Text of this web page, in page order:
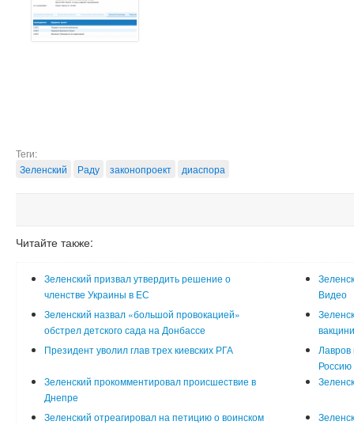
Теги:
Зеленский
Раду законопроект диаспора
Читайте также:
Зеленский призвал утвердить решение о
членстве Украины в ЕС
Видео
Зеленский назвал «большой провокацией»
обстрел детского сада на Донбассе
Президент уволил глав трех киевских РГА
Лавров
Россию
Зеленский прокомментировал происшествие в
Днепре
Зеленский отреагировал на петицию о воинском